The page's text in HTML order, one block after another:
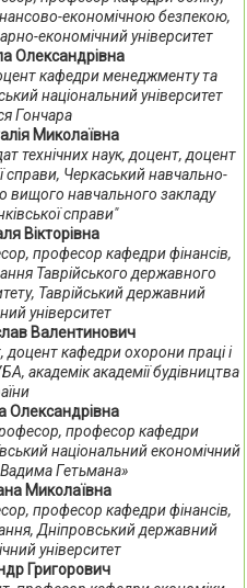
економічною безпекою,
економічний університет
Олександрівна
кафедри менеджменту та
національний університет
Гончара
Миколаївна
технічних наук, доцент, доцент
справи, Черкаський навчально-
вищого навчального закладу
справи"
Вікторівна
професор кафедри фінансів,
Таврійського державного
Таврійський державний
університет
Валентинович
доцент кафедри охорони праці і
академік академії будівництва
Олександрівна
професор кафедри
національний економічний
Вадима Гетьмана»
Миколаївна
професор кафедри фінансів,
Дніпровський державний
університет
Григорович